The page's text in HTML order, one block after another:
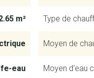
m² Type de
Moyen de
eau Moyen d'eau